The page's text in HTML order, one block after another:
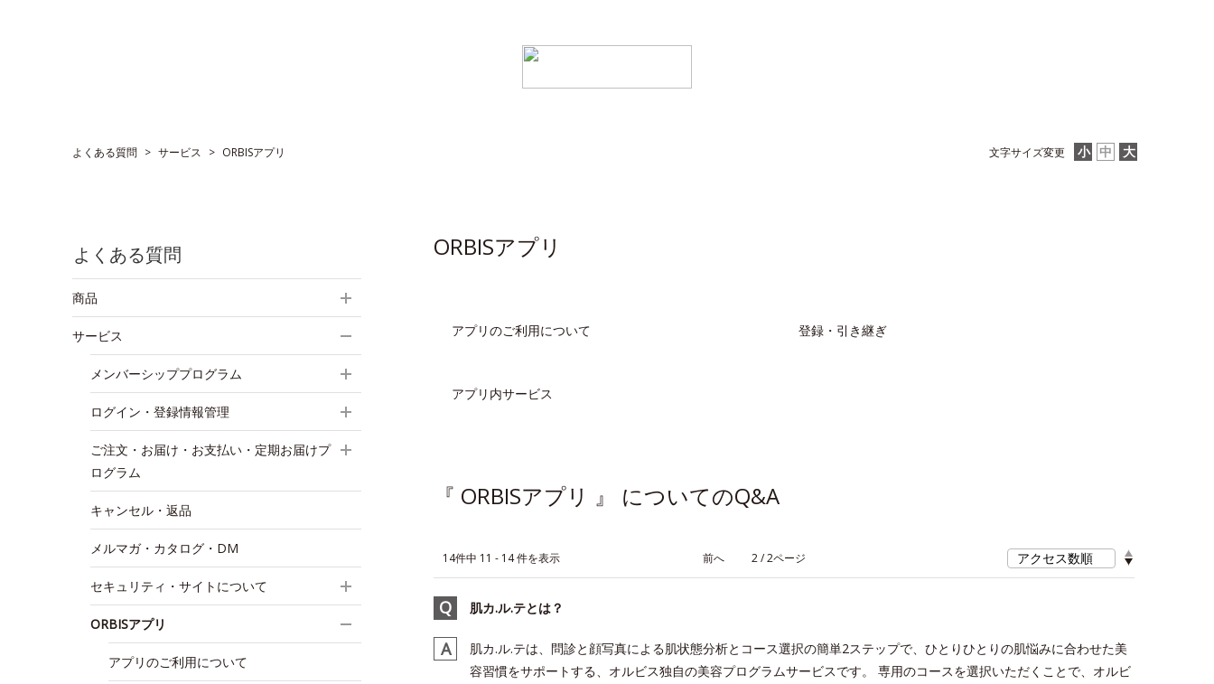
文字サイズ変更
よくある質問 > サービス > ORBISアプリ
よくある質問
商品
サービス
メンバーシッププログラム
ログイン・登録情報管理
ご注文・お届け・お支払い・定期お届けプ
ログラム
キャンセル・返品
メルマガ・カタログ・DM
セキュリティ・サイトについて
ORBISアプリ
アプリのご利用について
ORBISアプリ
アプリのご利用について 登録・引き継ぎ
アプリ内サービス
『 ORBISアプリ 』 についてのQ&A
14件中 11 - 14 件を表示 2 / 2ページ
肌カ.ル.テとは？
肌カ.ル.テは、問診と顔写真による肌状態分析とコース選択の簡単2ステップで、ひとりひとりの肌悩みに合わせた美
容習慣をサポートする、オルビス独自の美容プログラムサービスです。 専用のコースを選択いただくことで、オルビ